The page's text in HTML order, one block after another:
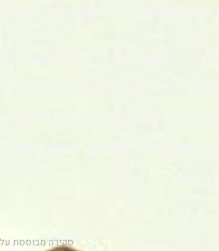
דרמה שמתחברת לאקשן בלי לאבד
מרגש עם קצב הרפתקני, אבל
סקירה מבוססת